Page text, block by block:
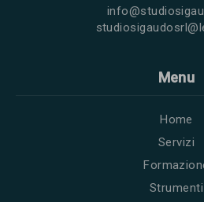
Menu
Home
Servizi
Strumenti